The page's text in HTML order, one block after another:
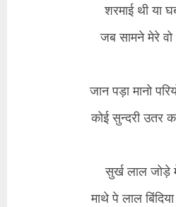
शरमाई थी या
जब सामने मेरे
​जान पड़ा मानो
कोई सुन्दरी उतर
​सुर्ख लाल जोड़े
माथे पे लाल